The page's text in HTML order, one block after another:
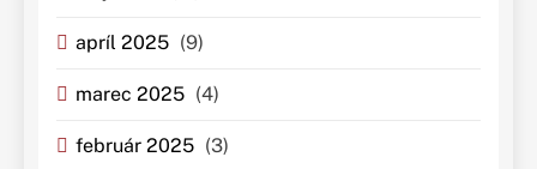
apríl 2025 (9)
marec 2025 (4)
február 2025 (3)